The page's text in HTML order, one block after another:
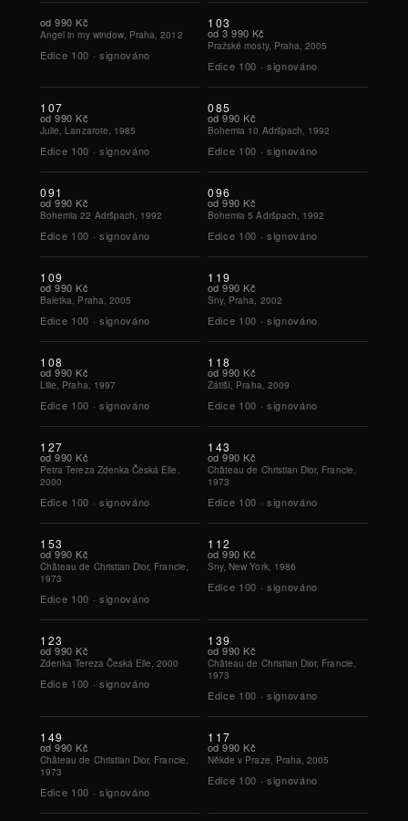
od 990 Kč
Angel in my window, Praha, 2012
Edice 100 · signováno
103
od 3 990 Kč
Pražské mosty, Praha, 2005
Edice 100 · signováno
107
od 990 Kč
Julie, Lanzarote, 1985
Edice 100 · signováno
085
od 990 Kč
Bohemia 10 Adršpach, 1992
Edice 100 · signováno
091
od 990 Kč
Bohemia 22 Adršpach, 1992
Edice 100 · signováno
096
od 990 Kč
Bohemia 5 Adršpach, 1992
Edice 100 · signováno
109
od 990 Kč
Baletka, Praha, 2005
Edice 100 · signováno
119
od 990 Kč
Sny, Praha, 2002
Edice 100 · signováno
108
od 990 Kč
Lilie, Praha, 1997
Edice 100 · signováno
118
od 990 Kč
Zátiší, Praha, 2009
Edice 100 · signováno
127
od 990 Kč
Petra Tereza Zdenka Česká Elle,
2000
Edice 100 · signováno
143
od 990 Kč
Château de Christian Dior, Francie,
1973
Edice 100 · signováno
153
od 990 Kč
Château de Christian Dior, Francie,
1973
Edice 100 · signováno
112
od 990 Kč
Sny, New York, 1986
Edice 100 · signováno
123
od 990 Kč
Zdenka Tereza Česká Elle, 2000
Edice 100 · signováno
139
od 990 Kč
Château de Christian Dior, Francie,
1973
Edice 100 · signováno
149
od 990 Kč
Château de Christian Dior, Francie,
1973
Edice 100 · signováno
117
od 990 Kč
Někde v Praze, Praha, 2005
Edice 100 · signováno